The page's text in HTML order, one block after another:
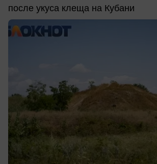
после укуса клеща на Кубани